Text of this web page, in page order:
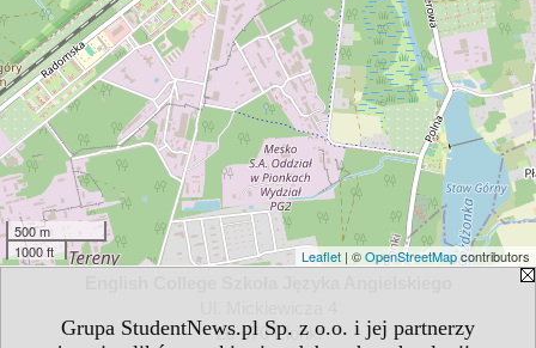
Grupa StudentNews.pl Sp. z o.o. i jej partnerzy
500 m
1000 ft
Leaflet | ©OpenStreetMapcontributors
26-670 Pionki